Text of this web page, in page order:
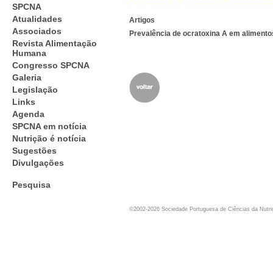
SPCNA
Atualidades
Associados
Revista Alimentação
Humana
Congresso SPCNA
Galeria
Legislação
Links
Agenda
SPCNA em notícia
Nutrição é notícia
Sugestões
Divulgações
Pesquisa
Artigos
Prevalência de ocratoxina A em
©2002-2026 Sociedade Portuguesa de Ciências da